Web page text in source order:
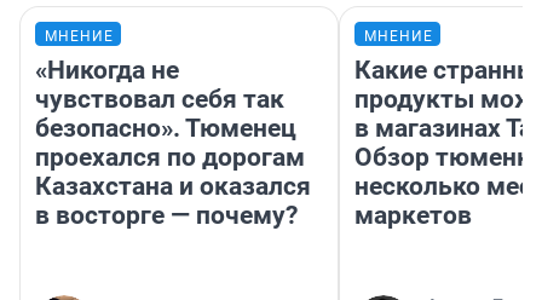
МНЕНИЕ
«Никогда не
чувствовал себя так
безопасно». Тюменец
проехался по дорогам
Казахстана и оказался
в восторге — почему?
МНЕНИЕ
Какие
продукты
в магазинах
Обзор
несколько
маркетов